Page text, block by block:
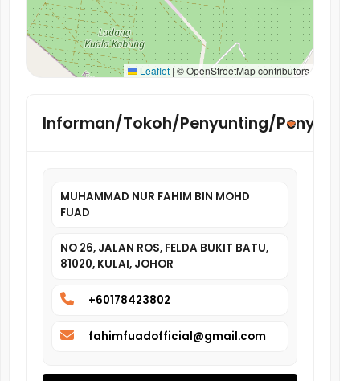
Leaflet | © OpenStreetMap contributors
Informan/Tokoh/Penyunting/Penyelidik
MUHAMMAD NUR FAHIM BIN MOHD
FUAD
NO 26, JALAN ROS, FELDA BUKIT BATU,
81020, KULAI, JOHOR
+60178423802
fahimfuadofficial@gmail.com